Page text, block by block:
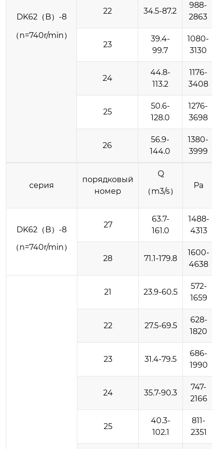
DK62（B）-8
（n=740r/min）
22 34.5-87.2
988-
2863
23
39.4-
99.7
1080-
3130
24
44.8-
113.2
1176-
3408
25
50.6-
128.0
1276-
3698
26
56.9-
144.0
1380-
3999
серия
порядковый
номер
Q
（m3/s）
Pa
DK62（B）-8
（n=740r/min）
27
63.7-
161.0
1488-
4313
28 71.1-179.8
1600-
4638
21 23.9-60.5
572-
1659
22 27.5-69.5
628-
1820
23 31.4-79.5
686-
1990
24 35.7-90.3
747-
2166
25
40.3-
102.1
811-
2351